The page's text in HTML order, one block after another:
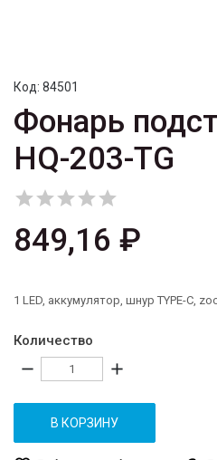
Код: 84501
Фонарь
HQ-203-TG

849,16 ₽
1 LED, аккумулятор, шнур TYPE-C,
Количество
remove add
В КОРЗИНУ